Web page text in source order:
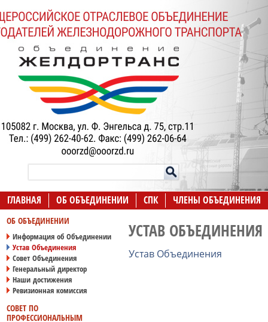
ГЛАВНАЯ ОБ ОБЪЕДИНЕНИИ СПК ЧЛЕНЫ ОБЪЕДИНЕНИЯ
ОБ ОБЪЕДИНЕНИИ
Информация об Объединении
Устав Объединения
Совет Объединения
Генеральный директор
Наши достижения
Ревизионная комиссия
СОВЕТ ПО
ПРОФЕССИОНАЛЬНЫМ
УСТАВ ОБЪЕДИНЕНИЯ
Устав Объединения